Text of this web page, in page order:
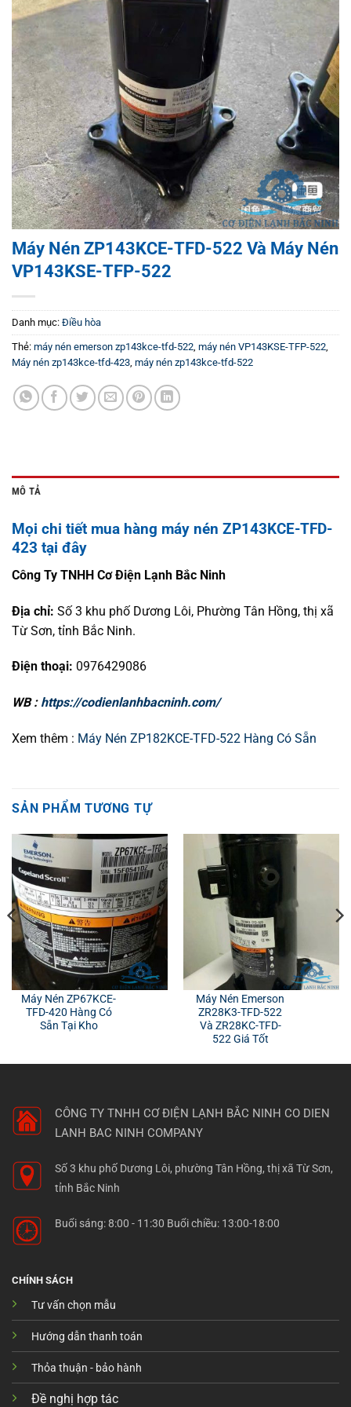
Máy Nén ZP143KCE-TFD-522 Và Máy Nén
VP143KSE-TFP-522
Danh mục: Điều hòa
Thẻ: máy nén emerson zp143kce-tfd-522, máy nén VP143KSE-TFP-522,
Máy nén zp143kce-tfd-423, máy nén zp143kce-tfd-522
MÔ TẢ
Mọi chi tiết mua hàng máy nén ZP143KCE-TFD-
423 tại đây
Công Ty TNHH Cơ Điện Lạnh Bắc Ninh
Địa chỉ: Số 3 khu phố Dương Lôi, Phường Tân Hồng, thị xã
Từ Sơn, tỉnh Bắc Ninh.
Điện thoại: 0976429086
WB : https://codienlanhbacninh.com/
Xem thêm : Máy Nén ZP182KCE-TFD-522 Hàng Có Sẵn
SẢN PHẨM TƯƠNG TỰ
Máy Nén ZP67KCE-
TFD-420 Hàng Có
Sẵn Tại Kho
Máy Nén Emerson
ZR28K3-TFD-522
Và ZR28KC-TFD-
522 Giá Tốt
CÔNG TY TNHH CƠ ĐIỆN LẠNH BẮC NINH CO DIEN
LANH BAC NINH COMPANY
Số 3 khu phố Dương Lôi, phường Tân Hồng, thị xã Từ Sơn,
tỉnh Bắc Ninh
Buổi sáng: 8:00 - 11:30 Buổi chiều: 13:00-18:00
CHÍNH SÁCH
Tư vấn chọn mẫu
Hướng dẫn thanh toán
Thỏa thuận - bảo hành
Đề nghị hợp tác